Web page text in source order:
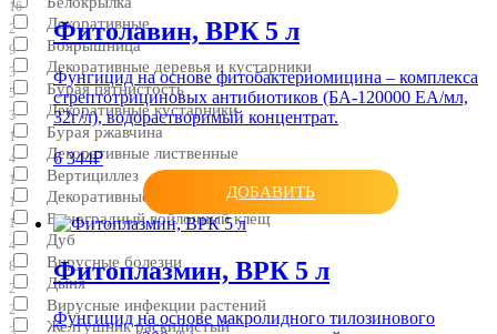
16
Декоративные
9
Декоративные деревья и кустарники
5
Декоративные кустарники
1
Декоративные лиственные
1
Декоративные хвойные культуры
1
Дуб
8
Дыня
2
Желтушник раскидистый
2
Боярышница
3
Бурая пятнистость
3
Бурая ржавчина
4
Вертициллез
1
Виноградный войлочный клещ
4
Вирусные болезни
2
Вирусные инфекции растений
Фитолавин, ВРК 5 л
Фунгицид на основе фитобактериомицина – комплекса
стрептотрициновых антибиотиков (БА-120000 ЕА/мл,
32г/л), водорастворимый концентрат.
6 344₽
ДОБАВИТЬ
Фитоплазмин, ВРК 5 л
Фунгицид на основе макролидного тилозинового